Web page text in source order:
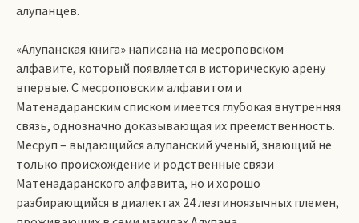
алупанцев.
«Алупанская книга» написана на месроповском
алфавите, который появляется в историческую арену
впервые. С месроповским алфавитом и
Матенадаранским списком имеется глубокая внутренняя
связь, однозначно доказывающая их преемственность.
Месруп – выдающийся алупанский ученый, знающий не
только происхождение и родственные связи
Матенадаранского алфавита, но и хорошо
разбирающийся в диалектах 24 лезгиноязычных племен,